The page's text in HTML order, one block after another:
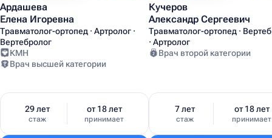
Ардашева
Елена Игоревна
Травматолог-ортопед · Артролог ·
Вертебролог
КМН
Врач высшей категории
29 лет
стаж
от 18 лет
принимает
Кучеров
Александр Сергеевич
Травматолог-ортопед ·
· Артролог
Врач второй категории
7 лет
стаж
от 18 лет
принимает